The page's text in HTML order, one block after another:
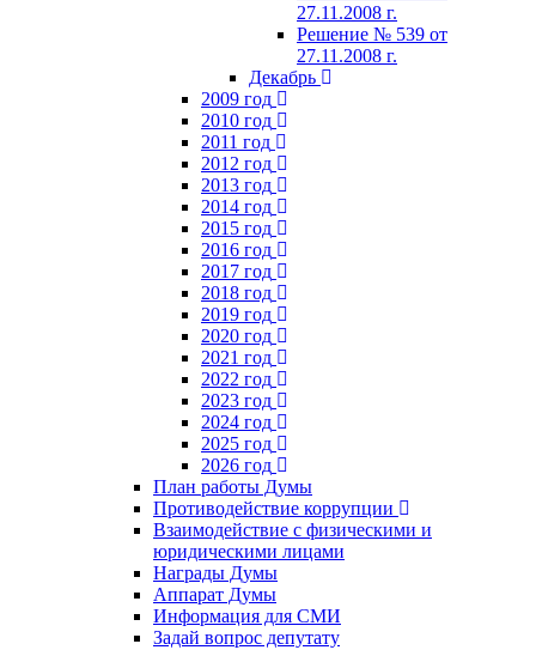
27.11.2008 г.
Решение № 539 от
27.11.2008 г.
Декабрь
2009 год
2010 год
2011 год
2012 год
2013 год
2014 год
2015 год
2016 год
2017 год
2018 год
2019 год
2020 год
2021 год
2022 год
2023 год
2024 год
2025 год
2026 год
План работы Думы
Противодействие коррупции
Взаимодействие с физическими и
юридическими лицами
Награды Думы
Аппарат Думы
Информация для СМИ
Задай вопрос депутату